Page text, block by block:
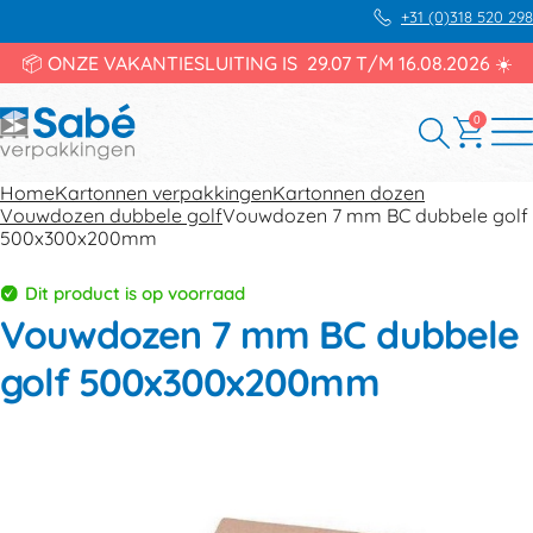
+31 (0)318 520 298
📦 ONZE VAKANTIESLUITING IS 29.07 T/M 16.08.2026 ☀️
0
HomeKartonnen verpakkingenKartonnen dozen
Vouwdozen dubbele golfVouwdozen 7 mm BC dubbele golf
500x300x200mm
Dit product is op voorraad
Vouwdozen 7 mm BC dubbele
golf 500x300x200mm